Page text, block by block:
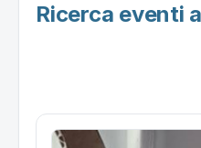
Ricerca eventi